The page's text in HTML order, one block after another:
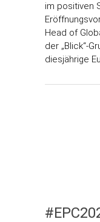
im positiven
Head of
der „Blick“-
diesjährige